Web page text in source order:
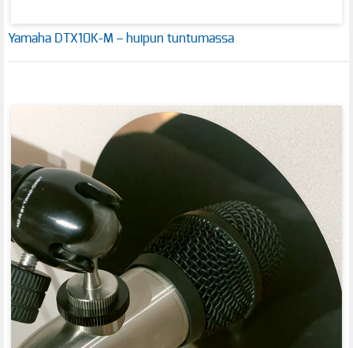
Yamaha DTX10K-M – huipun tuntumassa